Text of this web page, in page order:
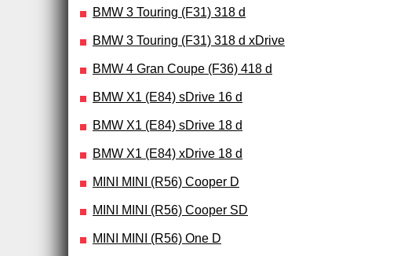
BMW 3 Touring (F31) 318 d
BMW 3 Touring (F31) 318 d xDrive
BMW 4 Gran Coupe (F36) 418 d
BMW X1 (E84) sDrive 16 d
BMW X1 (E84) sDrive 18 d
BMW X1 (E84) xDrive 18 d
MINI MINI (R56) Cooper D
MINI MINI (R56) Cooper SD
MINI MINI (R56) One D